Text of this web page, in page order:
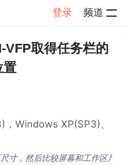
登录 频道
VFP取得任务栏的
置
Windows XP(SP3)、
寸，然后比较屏幕和工作区尺寸